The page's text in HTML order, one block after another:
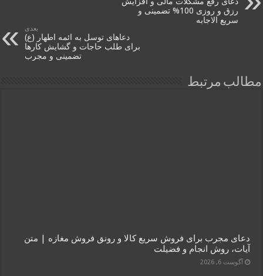
رزق و روزی 100% تضمینی و
سریع الاجابه
بعدی
دعاهای توسل به ائمه اطهار (ع)
برای طلب حاجات و گشایش کارها
تضمینی و مجرب
مطالب مرتبط
دعای مجرب برای فروش سریع کالا و رونق فروش مغازه | متن
آیات، روش انجام و فضیلت
آگوست 6, 2026